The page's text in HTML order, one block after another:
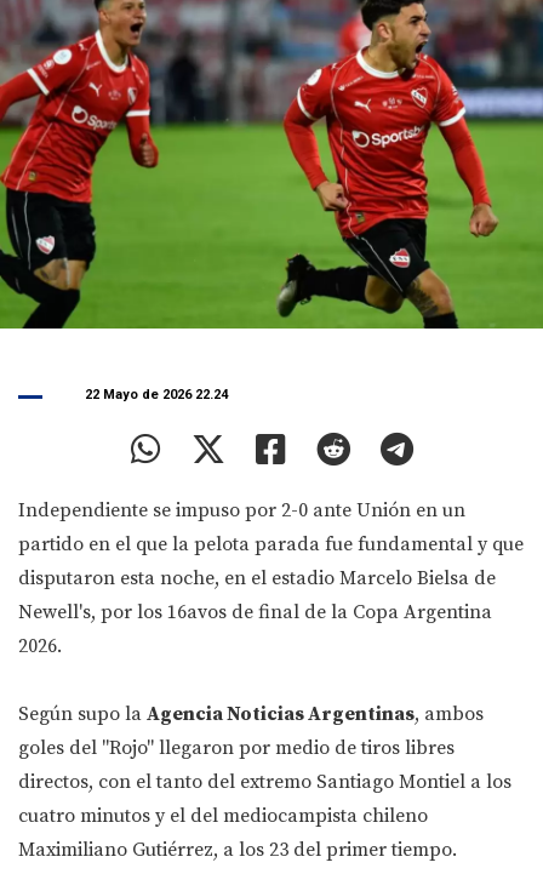
22 Mayo de 2026 22.24
Independiente se impuso por 2-0 ante Unión en un
partido en el que la pelota parada fue fundamental y que
disputaron esta noche, en el estadio Marcelo Bielsa de
Newell's, por los 16avos de final de la Copa Argentina
2026.
Según supo la Agencia Noticias Argentinas, ambos
goles del "Rojo" llegaron por medio de tiros libres
directos, con el tanto del extremo Santiago Montiel a los
cuatro minutos y el del mediocampista chileno
Maximiliano Gutiérrez, a los 23 del primer tiempo.